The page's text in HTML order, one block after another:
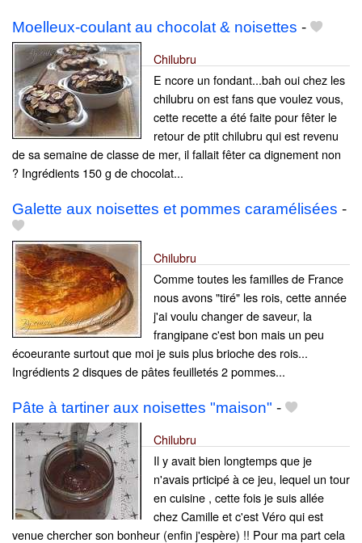
Moelleux-coulant au chocolat & noisettes -
Chilubru
E ncore un fondant...bah oui chez les
chilubru on est fans que voulez vous,
cette recette a été faite pour fêter le
retour de ptit chilubru qui est revenu
de sa semaine de classe de mer, il fallait fêter ca dignement non
? Ingrédients 150 g de chocolat...
Galette aux noisettes et pommes caramélisées -
Chilubru
Comme toutes les familles de France
nous avons "tiré" les rois, cette année
j'ai voulu changer de saveur, la
frangipane c'est bon mais un peu
écoeurante surtout que moi je suis plus brioche des rois...
Ingrédients 2 disques de pâtes feuilletés 2 pommes...
Pâte à tartiner aux noisettes "maison" -
Chilubru
Il y avait bien longtemps que je
n'avais prticipé à ce jeu, lequel un tour
en cuisine , cette fois je suis allée
chez Camille et c'est Véro qui est
venue chercher son bonheur (enfin j'espère) !! Pour ma part cela